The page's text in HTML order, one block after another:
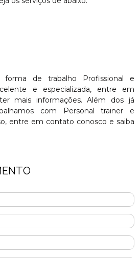
forma de trabalho Profissional e
e especializada, entre em
mais informações. Além dos já
com Personal trainer e
entre em contato conosco e saiba